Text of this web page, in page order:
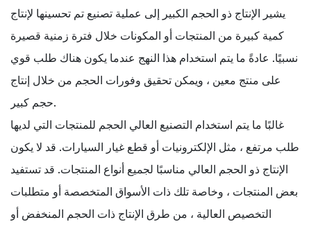
يشير الإنتاج ذو الحجم الكبير إلى عملية تصنيع تم تحسينها لإنتاج
كمية كبيرة من المنتجات أو المكونات خلال فترة زمنية قصيرة
نسبيًا. عادةً ما يتم استخدام هذا النهج عندما يكون هناك طلب قوي
على منتج معين ، ويمكن تحقيق وفورات الحجم من خلال إنتاج
حجم كبير.
غالبًا ما يتم استخدام التصنيع العالي الحجم للمنتجات التي لديها
طلب مرتفع ، مثل الإلكترونيات أو قطع غيار السيارات. قد لا يكون
الإنتاج ذو الحجم العالي مناسبًا لجميع أنواع المنتجات. قد تستفيد
بعض المنتجات ، وخاصة تلك ذات الأسواق المتخصصة أو متطلبات
التخصيص العالية ، من طرق الإنتاج ذات الحجم المنخفض أو